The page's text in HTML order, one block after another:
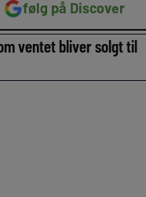
følg på Discover
ventet bliver solgt til